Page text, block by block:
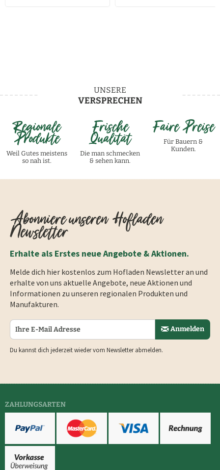
UNSERE
VERSPRECHEN
Regionale
Produkte
Weil Gutes meistens
so nah ist.
Frische
Qualität
Die man schmecken
& sehen kann.
Faire Preise
Für Bauern &
Kunden.
Abonniere unseren Hofladen
Newsletter
Erhalte als Erstes neue Angebote & Aktionen.
Melde dich hier kostenlos zum Hofladen Newsletter an und
erhalte von uns aktuelle Angebote, neue Aktionen und
Informationen zu unseren regionalen Produkten und
Manufakturen.
Anmelden
Du kannst dich jederzeit wieder vom Newsletter abmelden.
ZAHLUNGSARTEN